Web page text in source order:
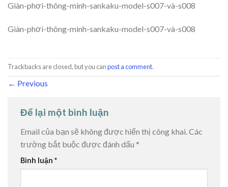
Giàn-phơi-thông-minh-sankaku-model-s007-và-s008
Giàn-phơi-thông-minh-sankaku-model-s007-và-s008
Trackbacks are closed, but you canpost a comment.
← Previous
Để lại một bình luận
Email của bạn sẽ không được hiển thị công khai. Các
trường bắt buộc được đánh dấu *
Bình luận *